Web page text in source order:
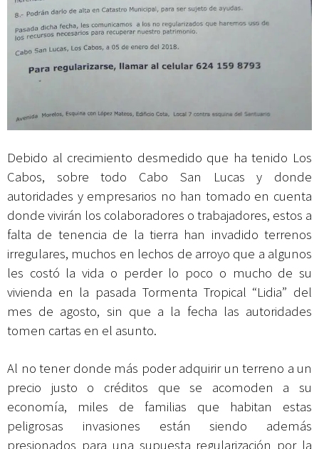
Debido al crecimiento desmedido que ha tenido Los
Cabos, sobre todo Cabo San Lucas y donde
autoridades y empresarios no han tomado en cuenta
donde vivirán los colaboradores o trabajadores, estos a
falta de tenencia de la tierra han invadido terrenos
irregulares, muchos en lechos de arroyo que a algunos
les costó la vida o perder lo poco o mucho de su
vivienda en la pasada Tormenta Tropical “Lidia” del
mes de agosto, sin que a la fecha las autoridades
tomen cartas en el asunto.
Al no tener donde más poder adquirir un terreno a un
precio justo o créditos que se acomoden a su
economía, miles de familias que habitan estas
peligrosas invasiones están siendo además
presionados para una supuesta regularización por la